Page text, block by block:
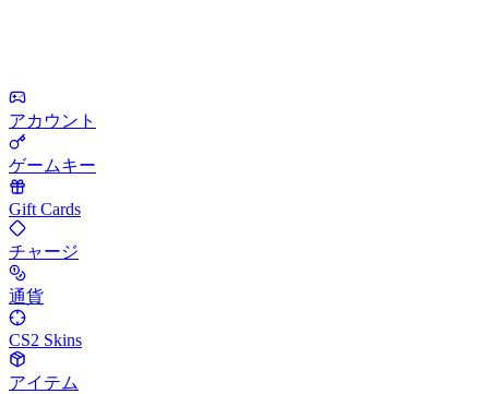
アカウント
ゲームキー
Gift Cards
チャージ
通貨
CS2 Skins
アイテム